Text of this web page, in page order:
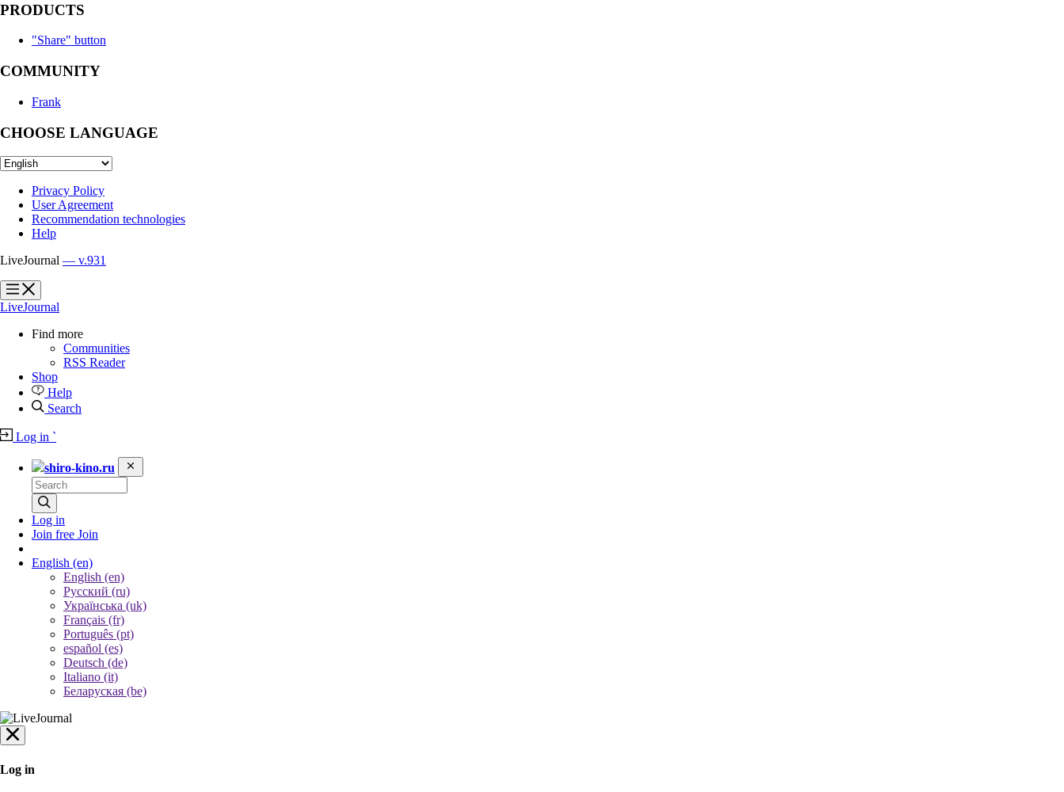
PRODUCTS
"Share" button
COMMUNITY
Frank
CHOOSE LANGUAGE
Privacy Policy
User Agreement
Recommendation technologies
Help
LiveJournal — v.931
?
?
LiveJournal
Find more
Communities
RSS Reader
Shop
Help
Search
Log in `
shiro-kino.ru
Log in
Join free Join
English (en)
English (en)
Русский (ru)
Українська (uk)
Français (fr)
Português (pt)
español (es)
Deutsch (de)
Italiano (it)
Беларуская (be)
Log in